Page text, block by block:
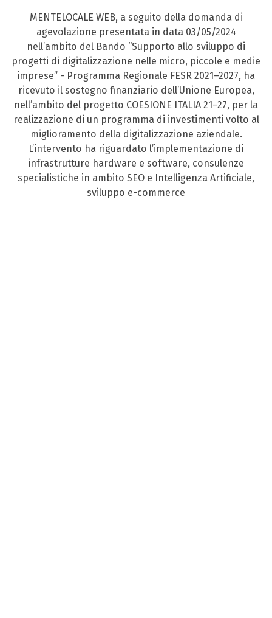
MENTELOCALE WEB, a seguito della domanda di
agevolazione presentata in data 03/05/2024
nell’ambito del Bando “Supporto allo sviluppo di
progetti di digitalizzazione nelle micro, piccole e medie
imprese” - Programma Regionale FESR 2021–2027, ha
ricevuto il sostegno finanziario dell’Unione Europea,
nell’ambito del progetto COESIONE ITALIA 21–27, per la
realizzazione di un programma di investimenti volto al
miglioramento della digitalizzazione aziendale.
L’intervento ha riguardato l’implementazione di
infrastrutture hardware e software, consulenze
specialistiche in ambito SEO e Intelligenza Artificiale,
sviluppo e-commerce